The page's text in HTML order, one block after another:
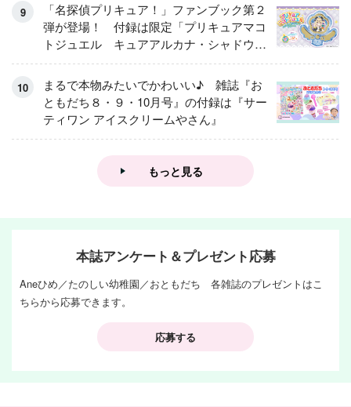
「名探偵プリキュア！」ファンブック第２
弾が登場！ 付録は限定「プリキュアマコ
トジュエル キュアアルカナ・シャドウ
アイスver.」 キュアエクレールを大特
集！
まるで本物みたいでかわいい♪ 雑誌『お
ともだち８・９・10月号』の付録は『サー
ティワン アイスクリームやさん』
もっと見る
本誌アンケート＆プレゼント応募
Aneひめ／たのしい幼稚園／おともだち 各雑誌のプレゼントはこ
ちらから応募できます。
応募する